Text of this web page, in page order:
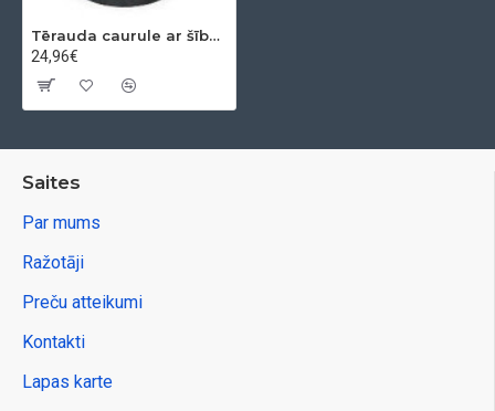
Tērauda caurule ar šīberi 0,25m Ø180x2mm
24,96€
Saites
Par mums
Ražotāji
Preču atteikumi
Kontakti
Lapas karte